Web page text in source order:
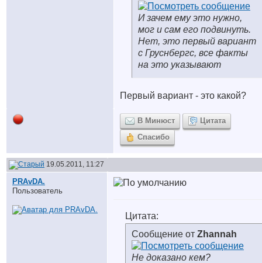
И зачем ему это нужно,
мог и сам его подвинуть.
Нет, это первый вариант
с Груснбергс, все факты
на это указывают
Первый вариант - это какой?
В Минюст
Цитата
Спасибо
19.05.2011, 11:27
PRAvDA.
Пользователь
Цитата:
Сообщение от Zhannah
Не доказано кем?